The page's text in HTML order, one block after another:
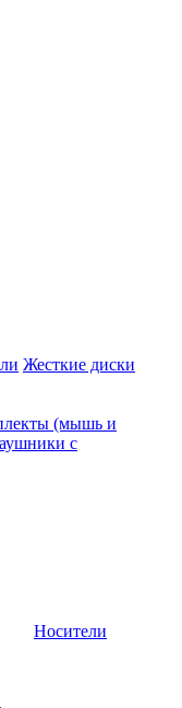
Жесткие диски
(мышь и
с
Носители